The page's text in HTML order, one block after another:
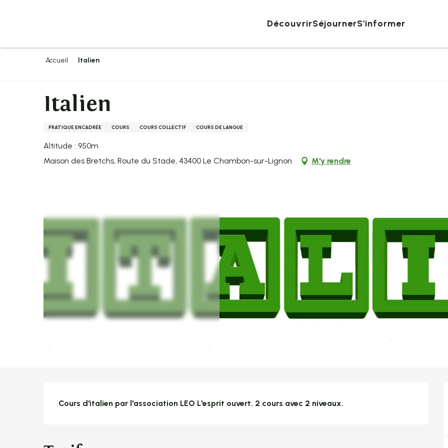
DécouvrirSéjournerS'informer
Accueil Italien
Italien
PRATIQUE ENCADRÉE COURS COURS COLLECTIF COURS DE LANGUE
Altitude : 950m
Maison des Bretchs, Route du Stade, 43400 Le Chambon-sur-Lignon
M'y rendre
Description
Cours d'italien par l'association LEO L'esprit ouvert. 2 cours avec 2 niveaux.